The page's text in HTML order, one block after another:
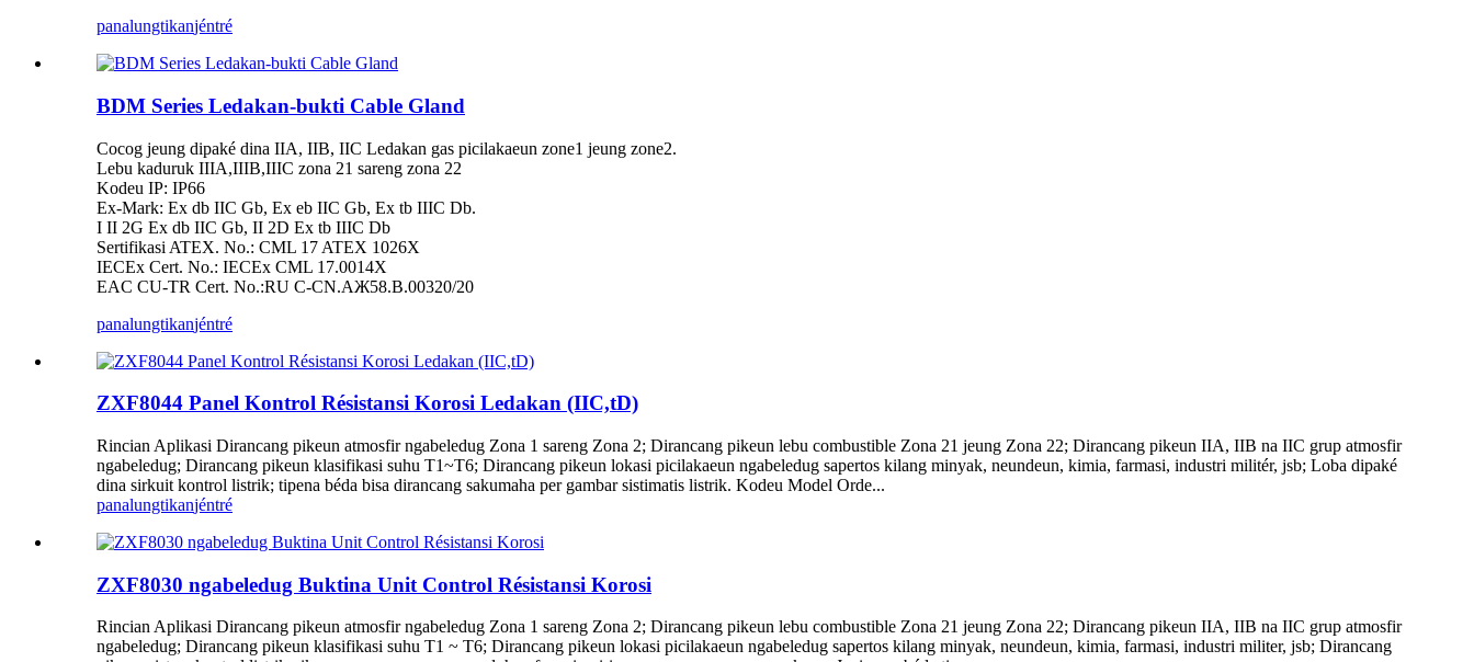
panalungtikanjéntré
BDM Series Ledakan-bukti Cable Gland
Cocog jeung dipaké dina IIA, IIB, IIC Ledakan gas picilakaeun zone1 jeung zone2.
Lebu kaduruk IIIA,IIIB,IIIC zona 21 sareng zona 22
Kodeu IP: IP66
Ex-Mark: Ex db IIC Gb, Ex eb IIC Gb, Ex tb IIIC Db.
I II 2G Ex db IIC Gb, II 2D Ex tb IIIC Db
Sertifikasi ATEX. No.: CML 17 ATEX 1026X
IECEx Cert. No.: IECEx CML 17.0014X
EAC CU-TR Cert. No.:RU C-CN.AЖ58.B.00320/20
panalungtikanjéntré
ZXF8044 Panel Kontrol Résistansi Korosi Ledakan (IIC,tD)
Rincian Aplikasi Dirancang pikeun atmosfir ngabeledug Zona 1 sareng Zona 2; Dirancang pikeun lebu combustible Zona 21 jeung Zona 22; Dirancang pikeun IIA, IIB na IIC grup atmosfir
ngabeledug; Dirancang pikeun klasifikasi suhu T1~T6; Dirancang pikeun lokasi picilakaeun ngabeledug sapertos kilang minyak, neundeun, kimia, farmasi, industri militér, jsb; Loba dipaké
dina sirkuit kontrol listrik; tipena béda bisa dirancang sakumaha per gambar sistimatis listrik. Kodeu Model Orde...
panalungtikanjéntré
ZXF8030 ngabeledug Buktina Unit Control Résistansi Korosi
Rincian Aplikasi Dirancang pikeun atmosfir ngabeledug Zona 1 sareng Zona 2; Dirancang pikeun lebu combustible Zona 21 jeung Zona 22; Dirancang pikeun IIA, IIB na IIC grup atmosfir
ngabeledug; Dirancang pikeun klasifikasi suhu T1 ~ T6; Dirancang pikeun lokasi picilakaeun ngabeledug sapertos kilang minyak, neundeun, kimia, farmasi, industri militer, jsb; Dirancang